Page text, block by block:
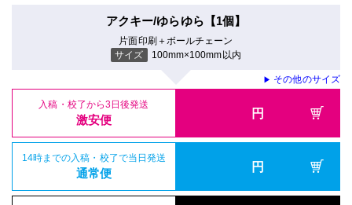
アクキー/ゆらゆら【1個】
片面印刷＋ボールチェーン
サイズ
100mm×100mm以内
▶ その他のサイズ
入稿・校了から3日後発送
激安便 円
14時までの入稿・校了で当日発送
通常便 円